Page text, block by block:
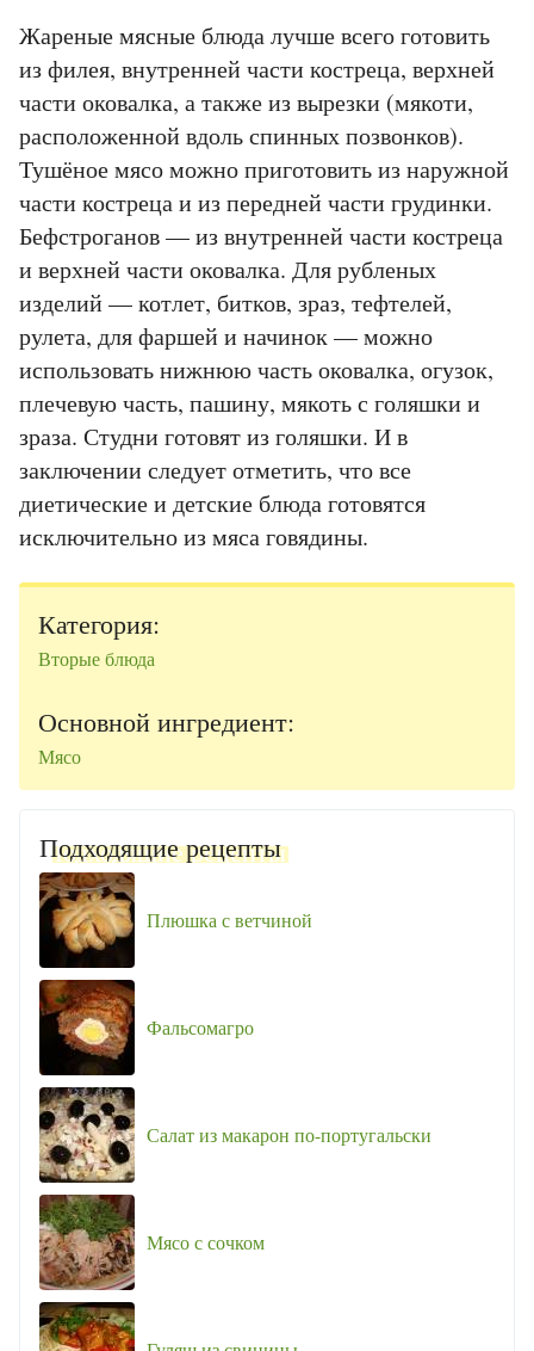
Жареные мясные блюда лучше всего готовить
из филея, внутренней части костреца, верхней
части оковалка, а также из вырезки (мякоти,
расположенной вдоль спинных позвонков).
Тушёное мясо можно приготовить из наружной
части костреца и из передней части грудинки.
Бефстроганов — из внутренней части костреца
и верхней части оковалка. Для рубленых
изделий — котлет, битков, зраз, тефтелей,
рулета, для фаршей и начинок — можно
использовать нижнюю часть оковалка, огузок,
плечевую часть, пашину, мякоть с голяшки и
зраза. Студни готовят из голяшки. И в
заключении следует отметить, что все
диетические и детские блюда готовятся
исключительно из мяса говядины.
Категория:
Вторые блюда
Основной ингредиент:
Мясо
Подходящие рецепты
Плюшка с ветчиной
Фальсомагро
Салат из макарон по-португальски
Мясо с сочком